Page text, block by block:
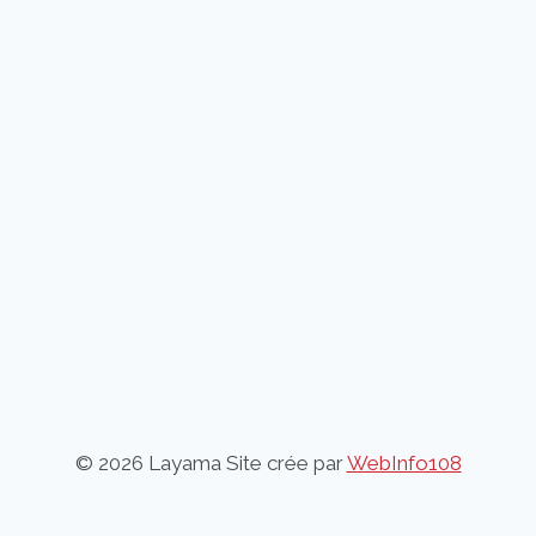
© 2026 Layama Site crée parWebInfo108